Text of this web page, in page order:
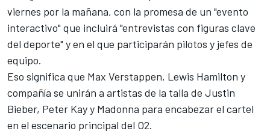
viernes por la mañana, con la promesa de un "evento
interactivo" que incluirá "entrevistas con figuras clave
del deporte" y en el que participarán pilotos y jefes de
equipo.
Eso significa que Max Verstappen, Lewis Hamilton y
compañía se unirán a artistas de la talla de Justin
Bieber, Peter Kay y Madonna para encabezar el cartel
en el escenario principal del O2.